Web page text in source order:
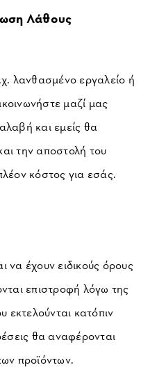
Λάθους
λανθασμένο εργαλείο ή
μαζί μας
και εμείς θα
την αποστολή του
κόστος για εσάς.
να έχουν ειδικούς όρους
επιστροφή λόγω της
εκτελούνται κατόπιν
θα αναφέρονται
προϊόντων.